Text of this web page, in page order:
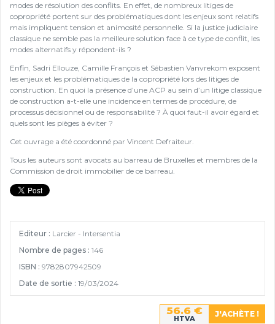
modes de résolution des conflits. En effet, de nombreux litiges de
copropriété portent sur des problématiques dont les enjeux sont relatifs
mais impliquent tension et animosité personnelle. Si la justice judiciaire
classique ne semble pas la meilleure solution face à ce type de conflit, les
modes alternatifs y répondent-ils ?
Enfin, Sadri Ellouze, Camille François et Sébastien Vanvrekom exposent
les enjeux et les problématiques de la copropriété lors des litiges de
construction. En quoi la présence d’une ACP au sein d’un litige classique
de construction a-t-elle une incidence en termes de procédure, de
processus décisionnel ou de responsabilité ? À quoi faut-il avoir égard et
quels sont les pièges à éviter ?
Cet ouvrage a été coordonné par Vincent Defraiteur.
Tous les auteurs sont avocats au barreau de Bruxelles et membres de la
Commission de droit immobilier de ce barreau.
Editeur : Larcier - Intersentia
Nombre de pages : 146
ISBN : 9782807942509
Date de sortie : 19/03/2024
56.6 €
HTVA